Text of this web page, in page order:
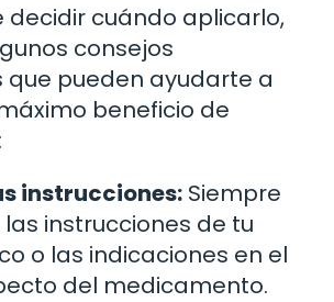
decidir cuándo aplicarlo,
consejos
que pueden ayudarte a
beneficio de
instrucciones: Siempre
las instrucciones de tu
o las indicaciones en el
del medicamento.